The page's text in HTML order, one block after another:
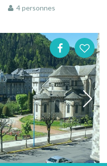
4 personnes